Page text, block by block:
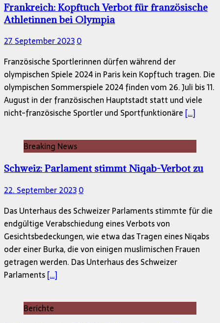
Frankreich: Kopftuch Verbot für französische
Athletinnen bei Olympia
27. September 20230
Französische Sportlerinnen dürfen während der
olympischen Spiele 2024 in Paris kein Kopftuch tragen. Die
olympischen Sommerspiele 2024 finden vom 26. Juli bis 11.
August in der französischen Hauptstadt statt und viele
nicht-französische Sportler und Sportfunktionäre […]
Breaking News
Schweiz: Parlament stimmt Niqab-Verbot zu
22. September 20230
Das Unterhaus des Schweizer Parlaments stimmte für die
endgültige Verabschiedung eines Verbots von
Gesichtsbedeckungen, wie etwa das Tragen eines Niqabs
oder einer Burka, die von einigen muslimischen Frauen
getragen werden. Das Unterhaus des Schweizer
Parlaments[…]
Berichte